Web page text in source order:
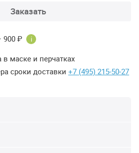
Заказать
900 ₽ i
в маске и перчатках
сроки доставки +7 (495) 215-50-27